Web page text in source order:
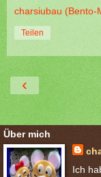
charsiubau (Bento-
Teilen
‹
Über mich
Ich